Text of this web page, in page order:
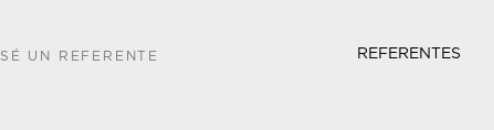
SÉ UN REFERENTE REFERENTES